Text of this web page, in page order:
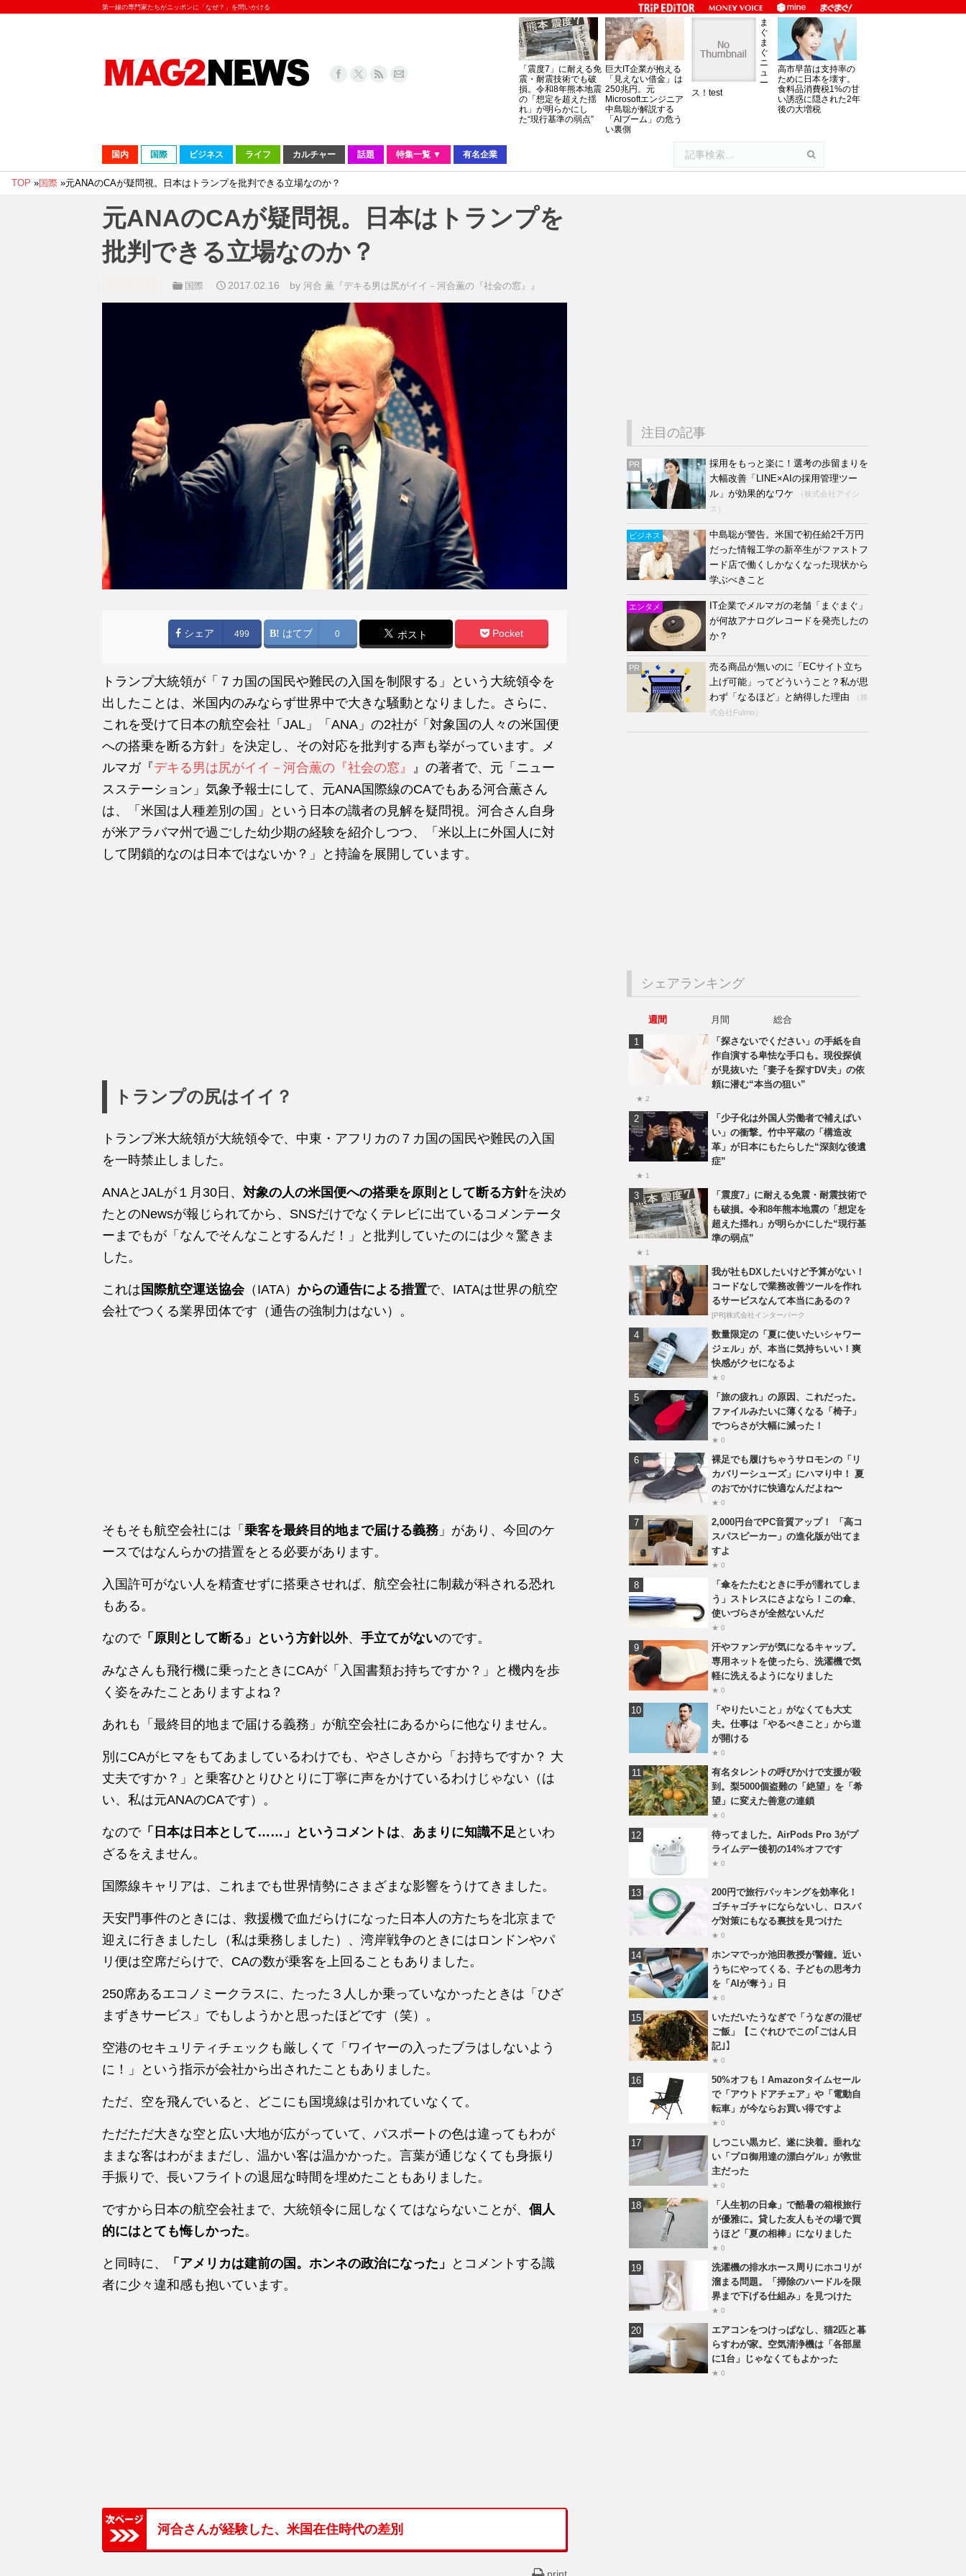
第一線の専門家たちがニッポンに「なぜ？」を問いかける
「震度7」に耐える免
震・耐震技術でも破
損。令和8年熊本地震
の「想定を超えた揺
れ」が明らかにし
た“現行基準の弱点”
巨大IT企業が抱える
「見えない借金」は
250兆円。元
Microsoftエンジニア
中島聡が解説する
「AIブーム」の危う
い裏側
ま
ぐ
ま
ぐ
ニ
ュ
ー
ス！test
高市早苗は支持率の
ために日本を壊す。
食料品消費税1%の甘
い誘惑に隠された2年
後の大増税
国内 国際 ビジネス ライフ カルチャー 話題 特集一覧 ▼ 有名企業
TOP »国際 »元ANAのCAが疑問視。日本はトランプを批判できる立場なのか？
元ANAのCAが疑問視。日本はトランプを
批判できる立場なのか？
国際 2017.02.16 by河合 薫『デキる男は尻がイイ－河合薫の『社会の窓』』
シェア 499 はてブ 0 ポスト Pocket
トランプ大統領が「７カ国の国民や難民の入国を制限する」という大統領令を
出したことは、米国内のみならず世界中で大きな騒動となりました。さらに、
これを受けて日本の航空会社「JAL」「ANA」の2社が「対象国の人々の米国便
への搭乗を断る方針」を決定し、その対応を批判する声も挙がっています。メ
ルマガ『デキる男は尻がイイ－河合薫の『社会の窓』
』の著者で、元「ニュー
スステーション」気象予報士にして、元ANA国際線のCAでもある河合薫さん
は、「米国は人種差別の国」という日本の識者の見解を疑問視。河合さん自身
が米アラバマ州で過ごした幼少期の経験を紹介しつつ、「米以上に外国人に対
して閉鎖的なのは日本ではないか？」と持論を展開しています。
トランプの尻はイイ？
トランプ米大統領が大統領令で、中東・アフリカの７カ国の国民や難民の入国
を一時禁止しました。
ANAとJALが１月30日、 対象の人の米国便への搭乗を原則として断る方針を決め
たとのNewsが報じられてから、SNSだけでなくテレビに出ているコメンテータ
ーまでもが「なんでそんなことするんだ！」と批判していたのには少々驚きま
した。
これは 国際航空運送協会（IATA） からの通告による措置で、IATAは世界の航空
会社でつくる業界団体です（通告の強制力はない）。
そもそも航空会社には「 乗客を最終目的地まで届ける義務 」があり、今回のケ
ースではなんらかの措置をとる必要があります。
入国許可がない人を精査せずに搭乗させれば、航空会社に制裁が科される恐れ
もある。
なので「原則として断る」という方針以外、 手立てがないのです。
みなさんも飛行機に乗ったときにCAが「入国書類お持ちですか？」と機内を歩
く姿をみたことありますよね？
あれも「最終目的地まで届ける義務」が航空会社にあるからに他なりません。
別にCAがヒマをもてあましているわけでも、やさしさから「お持ちですか？ 大
丈夫ですか？」と乗客ひとりひとりに丁寧に声をかけているわけじゃない（は
い、私は元ANAのCAです）。
なので「日本は日本として……」というコメントは、 あまりに知識不足 といわ
ざるをえません。
国際線キャリアは、これまでも世界情勢にさまざまな影響をうけてきました。
天安門事件のときには、救援機で血だらけになった日本人の方たちを北京まで
迎えに行きましたし（私は乗務しました）、湾岸戦争のときにはロンドンやパ
リ便は空席だらけで、CAの数が乗客を上回ることもありました。
250席あるエコノミークラスに、たった３人しか乗っていなかったときは「ひざ
まずきサービス」でもしようかと思ったほどです（笑）。
空港のセキュリティチェックも厳しくて「ワイヤーの入ったブラはしないよう
に！」という指示が会社から出されたこともありました。
ただ、空を飛んでいると、どこにも国境線は引かれていなくて。
ただただ大きな空と広い大地が広がっていて、パスポートの色は違ってもわが
ままな客はわがままだし、温かい客は温かかった。言葉が通じなくても身振り
手振りで、長いフライトの退屈な時間を埋めたこともありました。
ですから日本の航空会社まで、大統領令に屈しなくてはならないことが、 個人
的にはとても悔しかった。
と同時に、 「アメリカは建前の国。ホンネの政治になった」
とコメントする識
者に少々違和感も抱いています。
河合さんが経験した、米国在住時代の差別
注目の記事
PR
採用をもっと楽に！選考の歩留まりを
大幅改善「LINE×AIの採用管理ツー
ル」が効果的なワケ
（株式会社アイシ
ス）
ビジネス
中島聡が警告。米国で初任給2千万円
だった情報工学の新卒生がファストフ
ード店で働くしかなくなった現状から
学ぶべきこと
エンタメ
IT企業でメルマガの老舗「まぐまぐ」
が何故アナログレコードを発売したの
か？
PR
売る商品が無いのに「ECサイト立ち
上げ可能」ってどういうこと？私が思
わず「なるほど」と納得した理由
（株
式会社Fulmo）
シェアランキング
週間 月間
総合
「探さないでください」の手紙を自
作自演する卑怯な手口も。現役探偵
が見抜いた「妻子を探すDV夫」の依
頼に潜む“本当の狙い”
★ 2
「少子化は外国人労働者で補えばい
い」の衝撃。竹中平蔵の「構造改
革」が日本にもたらした“深刻な後遺
症”
★ 1
「震度7」に耐える免震・耐震技術で
も破損。令和8年熊本地震の「想定を
超えた揺れ」が明らかにした“現行基
準の弱点”
★ 1
我が社もDXしたいけど予算がない！
コードなしで業務改善ツールを作れ
るサービスなんて本当にあるの？
[PR]株式会社インターパーク
数量限定の「夏に使いたいシャワー
ジェル」が、本当に気持ちいい！爽
快感がクセになるよ
★ 0
「旅の疲れ」の原因、これだった。
ファイルみたいに薄くなる「椅子」
でつらさが大幅に減った！
★ 0
裸足でも履けちゃうサロモンの「リ
カバリーシューズ」にハマり中！ 夏
のおでかけに快適なんだよね〜
★ 0
2,000円台でPC音質アップ！ 「高コ
スパスピーカー」の進化版が出てま
すよ
★ 0
「傘をたたむときに手が濡れてしま
う」ストレスにさよなら！この傘、
使いづらさが全然ないんだ
★ 0
汗やファンデが気になるキャップ。
専用ネットを使ったら、洗濯機で気
軽に洗えるようになりました
★ 0
「やりたいこと」がなくても大丈
夫。仕事は「やるべきこと」から道
が開ける
★ 0
有名タレントの呼びかけで支援が殺
到。梨5000個盗難の「絶望」を「希
望」に変えた善意の連鎖
★ 0
待ってました。AirPods Pro 3がプ
ライムデー後初の14%オフです
★ 0
200円で旅行パッキングを効率化！
ゴチャゴチャにならないし、ロスバ
ゲ対策にもなる裏技を見つけた
★ 0
ホンマでっか池田教授が警鐘。近い
うちにやってくる、子どもの思考力
を「AIが奪う」日
★ 0
いただいたうなぎで「うなぎの混ぜ
ご飯」【こぐれひでこの｢ごはん日
記｣】
★ 0
50%オフも！Amazonタイムセール
で「アウトドアチェア」や「電動自
転車」が今ならお買い得ですよ
★ 0
しつこい黒カビ、遂に決着。垂れな
い「プロ御用達の漂白ゲル」が救世
主だった
★ 0
「人生初の日傘」で酷暑の箱根旅行
が優雅に。貸した友人もその場で買
うほど「夏の相棒」になりました
★ 0
洗濯機の排水ホース周りにホコリが
溜まる問題。「掃除のハードルを限
界まで下げる仕組み」を見つけた
★ 0
エアコンをつけっぱなし、猫2匹と暮
らすわが家。空気清浄機は「各部屋
に1台」じゃなくてもよかった
★ 0